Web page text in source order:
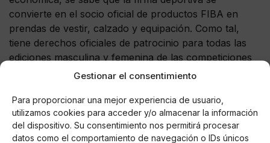
Gestionar el consentimiento
Para proporcionar una mejor experiencia de usuario,
utilizamos cookies para acceder y/o almacenar la información
del dispositivo. Su consentimiento nos permitirá procesar
datos como el comportamiento de navegación o IDs únicos
convierte en el socio oficial de productos FIBA en
prendas de vestir, calzado y equipación. Como tal,
tiene derechos oficiales de patrocinio para todas las
ediciones masculina y femenina de las competiciones
de la FIBA, incluyendo las Copas Mundiales de FIBA
Mundial de Baloncesto Femenino, FIBA Continental
Cups y clasificaciones, clasificaciones olímpicas, FIBA
sub 17 y Mundial sub 19.